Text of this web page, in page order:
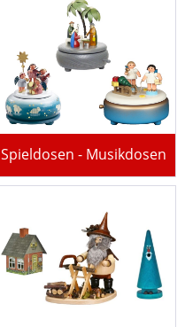
Spieldosen - Musikdosen